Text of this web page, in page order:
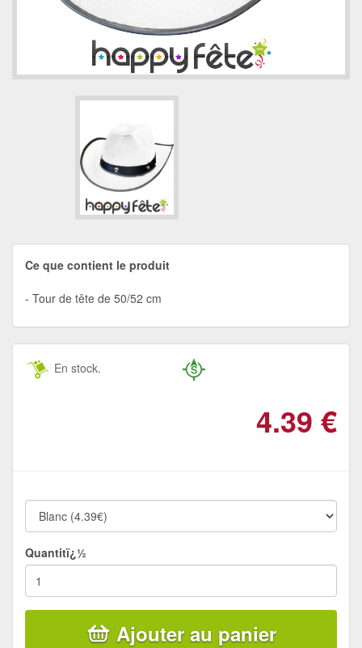
Ce que contient le produit
Tour de tête de 50/52 cm
En stock.
4.39 €
Quantitï¿½
Ajouter au panier